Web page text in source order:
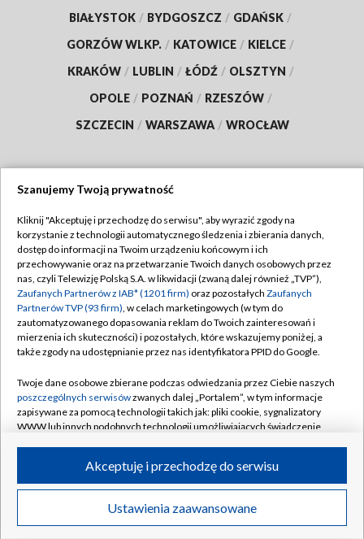
BIAŁYSTOK / BYDGOSZCZ / GDAŃSK /
GORZÓW WLKP. / KATOWICE / KIELCE /
KRAKÓW / LUBLIN / ŁÓDŹ / OLSZTYN /
OPOLE / POZNAŃ / RZESZÓW /
SZCZECIN / WARSZAWA / WROCŁAW
TVP
Abonament TVP
Emisja w TVP
Centrum informacji TVP
Naziemna Telewizja Cyfrowa
Rada Programowa
System NOS
Informacje o nadawcy
Program dla prasy
Ogłoszenie przetargowe
Regulamin TVP
Polityka prywatności
Moje zgody
Pomoc
Kontakt
Kanały
©2026 Telewizja Polska S.A. w likwidacji
Szanujemy Twoją prywatność
Kliknij "Akceptuję i przechodzę do serwisu", aby wyrazić zgody na
korzystanie z technologii automatycznego śledzenia i zbierania danych,
dostęp do informacji na Twoim urządzeniu końcowym i ich
przechowywanie oraz na przetwarzanie Twoich danych osobowych przez
nas, czyli Telewizję Polską S.A. w likwidacji (zwaną dalej również „TVP”),
Zaufanych Partnerów z IAB* (1201 firm) oraz pozostałych Zaufanych
Partnerów TVP (93 firm), w celach marketingowych (w tym do
zautomatyzowanego dopasowania reklam do Twoich zainteresowań i
mierzenia ich skuteczności) i pozostałych, które wskazujemy poniżej, a
także zgody na udostępnianie przez nas identyfikatora PPID do Google.
Twoje dane osobowe zbierane podczas odwiedzania przez Ciebie naszych
poszczególnych serwisówzwanych dalej „Portalem”, w tym informacje
zapisywane za pomocą technologii takich jak: pliki cookie, sygnalizatory
WWW lub innych podobnych technologii umożliwiających świadczenie
ruchu w Internecie.
Twoje dane osobowe zbierane podczas odwiedzania przez Ciebie
poszczególnych serwisówna Portalu, takie jak adresy IP, identyfikatory
Ustawienia zaawansowane
Akceptuję i przechodzę do serwisu